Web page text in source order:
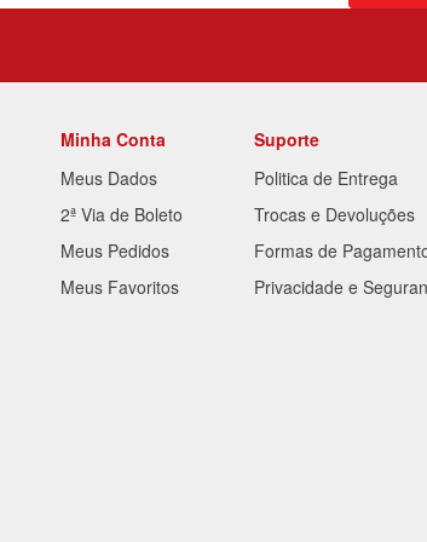
Minha Conta
Meus Dados
2ª Via de Boleto
Meus Pedidos
Meus Favoritos
Suporte
Politica de Entrega
Trocas e Devoluções
Formas de
Privacidade e